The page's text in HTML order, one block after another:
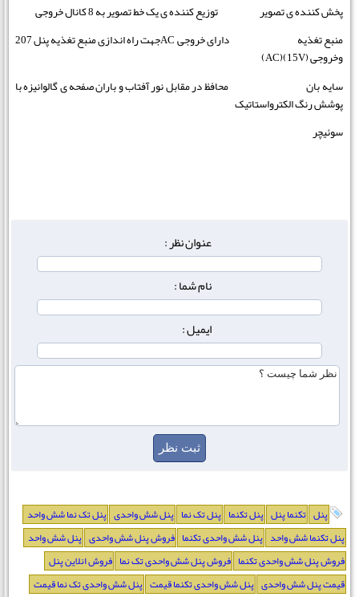
پخش کننده ی تصویر توزیع کننده ی یک خط تصویر به 8 کانال خروجی
منبع تغذیه دارای خروجی ACجهت راه اندازی منبع تغذیه پنل 207
وخروجی (15V)(AC)
سایه بان محافظ در مقابل نور آفتاب و باران صفحه ی گالوانیزه با
پوشش رنگ الکترواستاتیک
سوئیچر
عنوان نظر :
نام شما :
ایمیل :
پنل تکنما پنل پنل تکنما پنل تک نما پنل شش واحدی پنل تک نما شش واحد
پنل تکنما شش واحد پنل شش واحدی تکنما فروش پنل شش واحدی پنل شش واحد
فروش پنل شش واحدی تکنما فروش پنل شش واحدی تک نما فروش انلاین پنل
قیمت پنل شش واحدی پنل شش واحدی تکنما قیمت پنل شش واحدی تک نما قیمت